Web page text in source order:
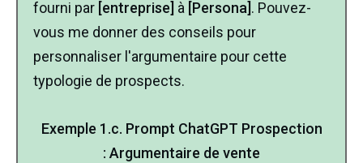
fourni par [entreprise] à [Persona]. Pouvez-
vous me donner des conseils pour
personnaliser l'argumentaire pour cette
typologie de prospects.
Exemple 1.c. Prompt ChatGPT Prospection
: Argumentaire de vente